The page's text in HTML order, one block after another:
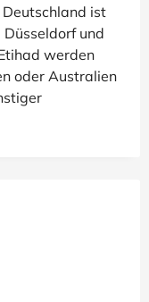
ist
und
werden
oder Australien